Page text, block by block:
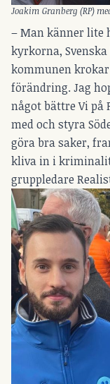
Joakim Granberg (RP)
– Man känner lite
kyrkorna,
kommunen
förändring. Jag
något bättre Vi på
med och styra
göra bra saker,
kliva in i
gruppledare